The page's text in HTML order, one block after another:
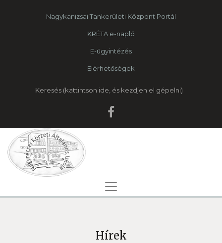
Nagykanizsai Tankerületi Központ Portál
KRÉTA e-napló
E-ügyintézés
Elérhetőségek
Keresés
Hírek